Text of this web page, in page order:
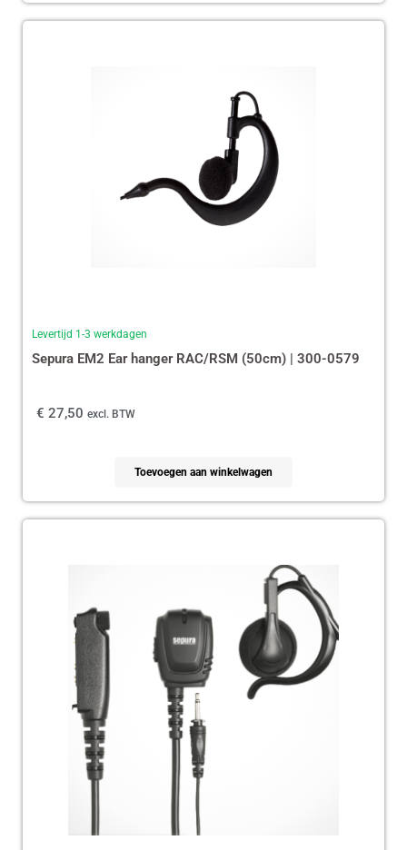
Levertijd 1-3 werkdagen
Sepura EM2 Ear hanger RAC/RSM (50cm) | 300-0579
€ 27,50 excl. BTW
Toevoegen aan winkelwagen